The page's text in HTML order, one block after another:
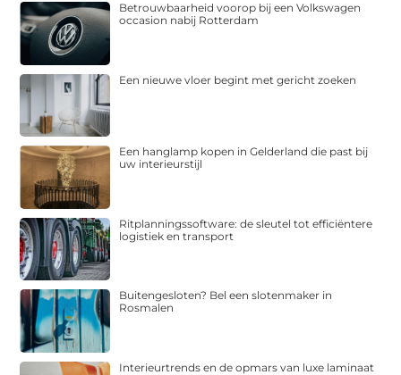
Betrouwbaarheid voorop bij een Volkswagen
occasion nabij Rotterdam
Een nieuwe vloer begint met gericht zoeken
Een hanglamp kopen in Gelderland die past bij
uw interieurstijl
Ritplanningssoftware: de sleutel tot efficiëntere
logistiek en transport
Buitengesloten? Bel een slotenmaker in
Rosmalen
Interieurtrends en de opmars van luxe laminaat